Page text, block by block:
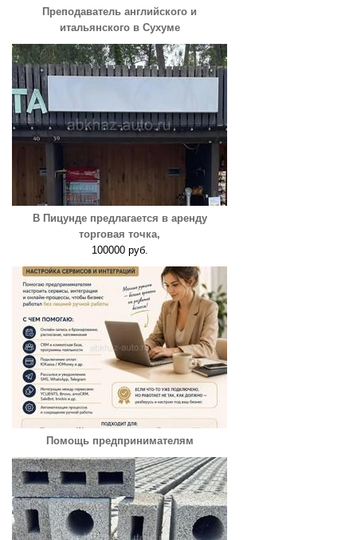
Преподаватель английского и
итальянского в Сухуме
В Пицунде предлагается в аренду
торговая точка,
100000 руб.
Помощь предпринимателям